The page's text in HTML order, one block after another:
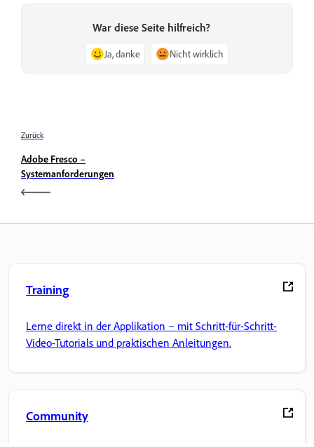
War diese Seite hilfreich?
Ja, danke Nicht wirklich
Zurück
Adobe Fresco –
Systemanforderungen
Training
Lerne direkt in der Applikation – mit Schritt-für-Schritt-
Video-Tutorials und praktischen Anleitungen.
Community